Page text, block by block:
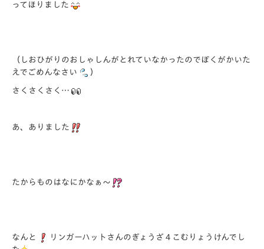
ってほりました
（しおひがりのおしゃしんがとれていなかったのでぼくがかいた
えでごめんなさい
）
さくさくさく…
あ、ありました
たからものはなにかなぁ～
なんと
リンガーハットさんのぎょうざ４こむりょうけんでし